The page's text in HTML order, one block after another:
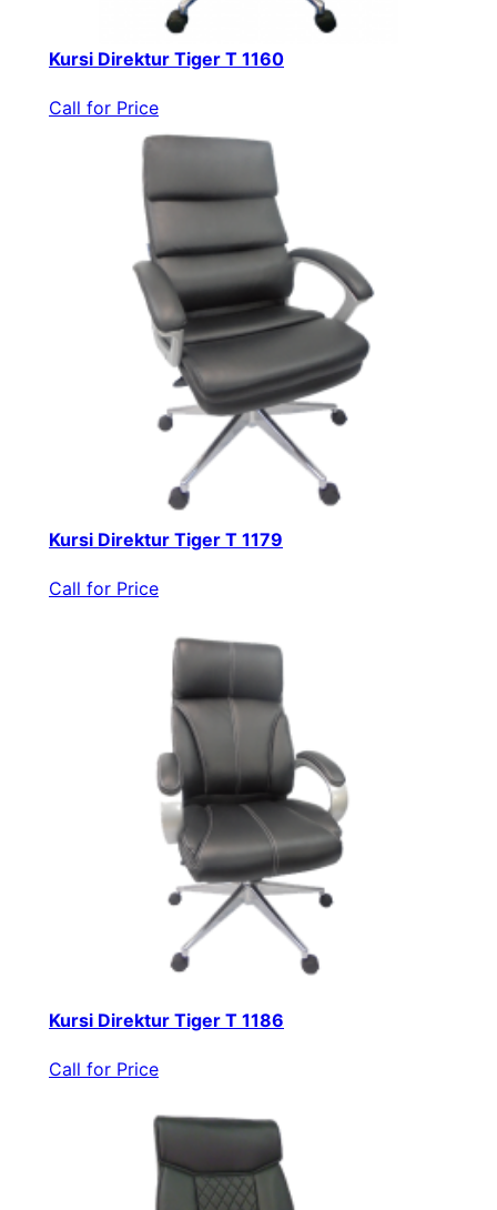
Kursi Direktur Tiger T 1160
Call for Price
Kursi Direktur Tiger T 1179
Call for Price
Kursi Direktur Tiger T 1186
Call for Price